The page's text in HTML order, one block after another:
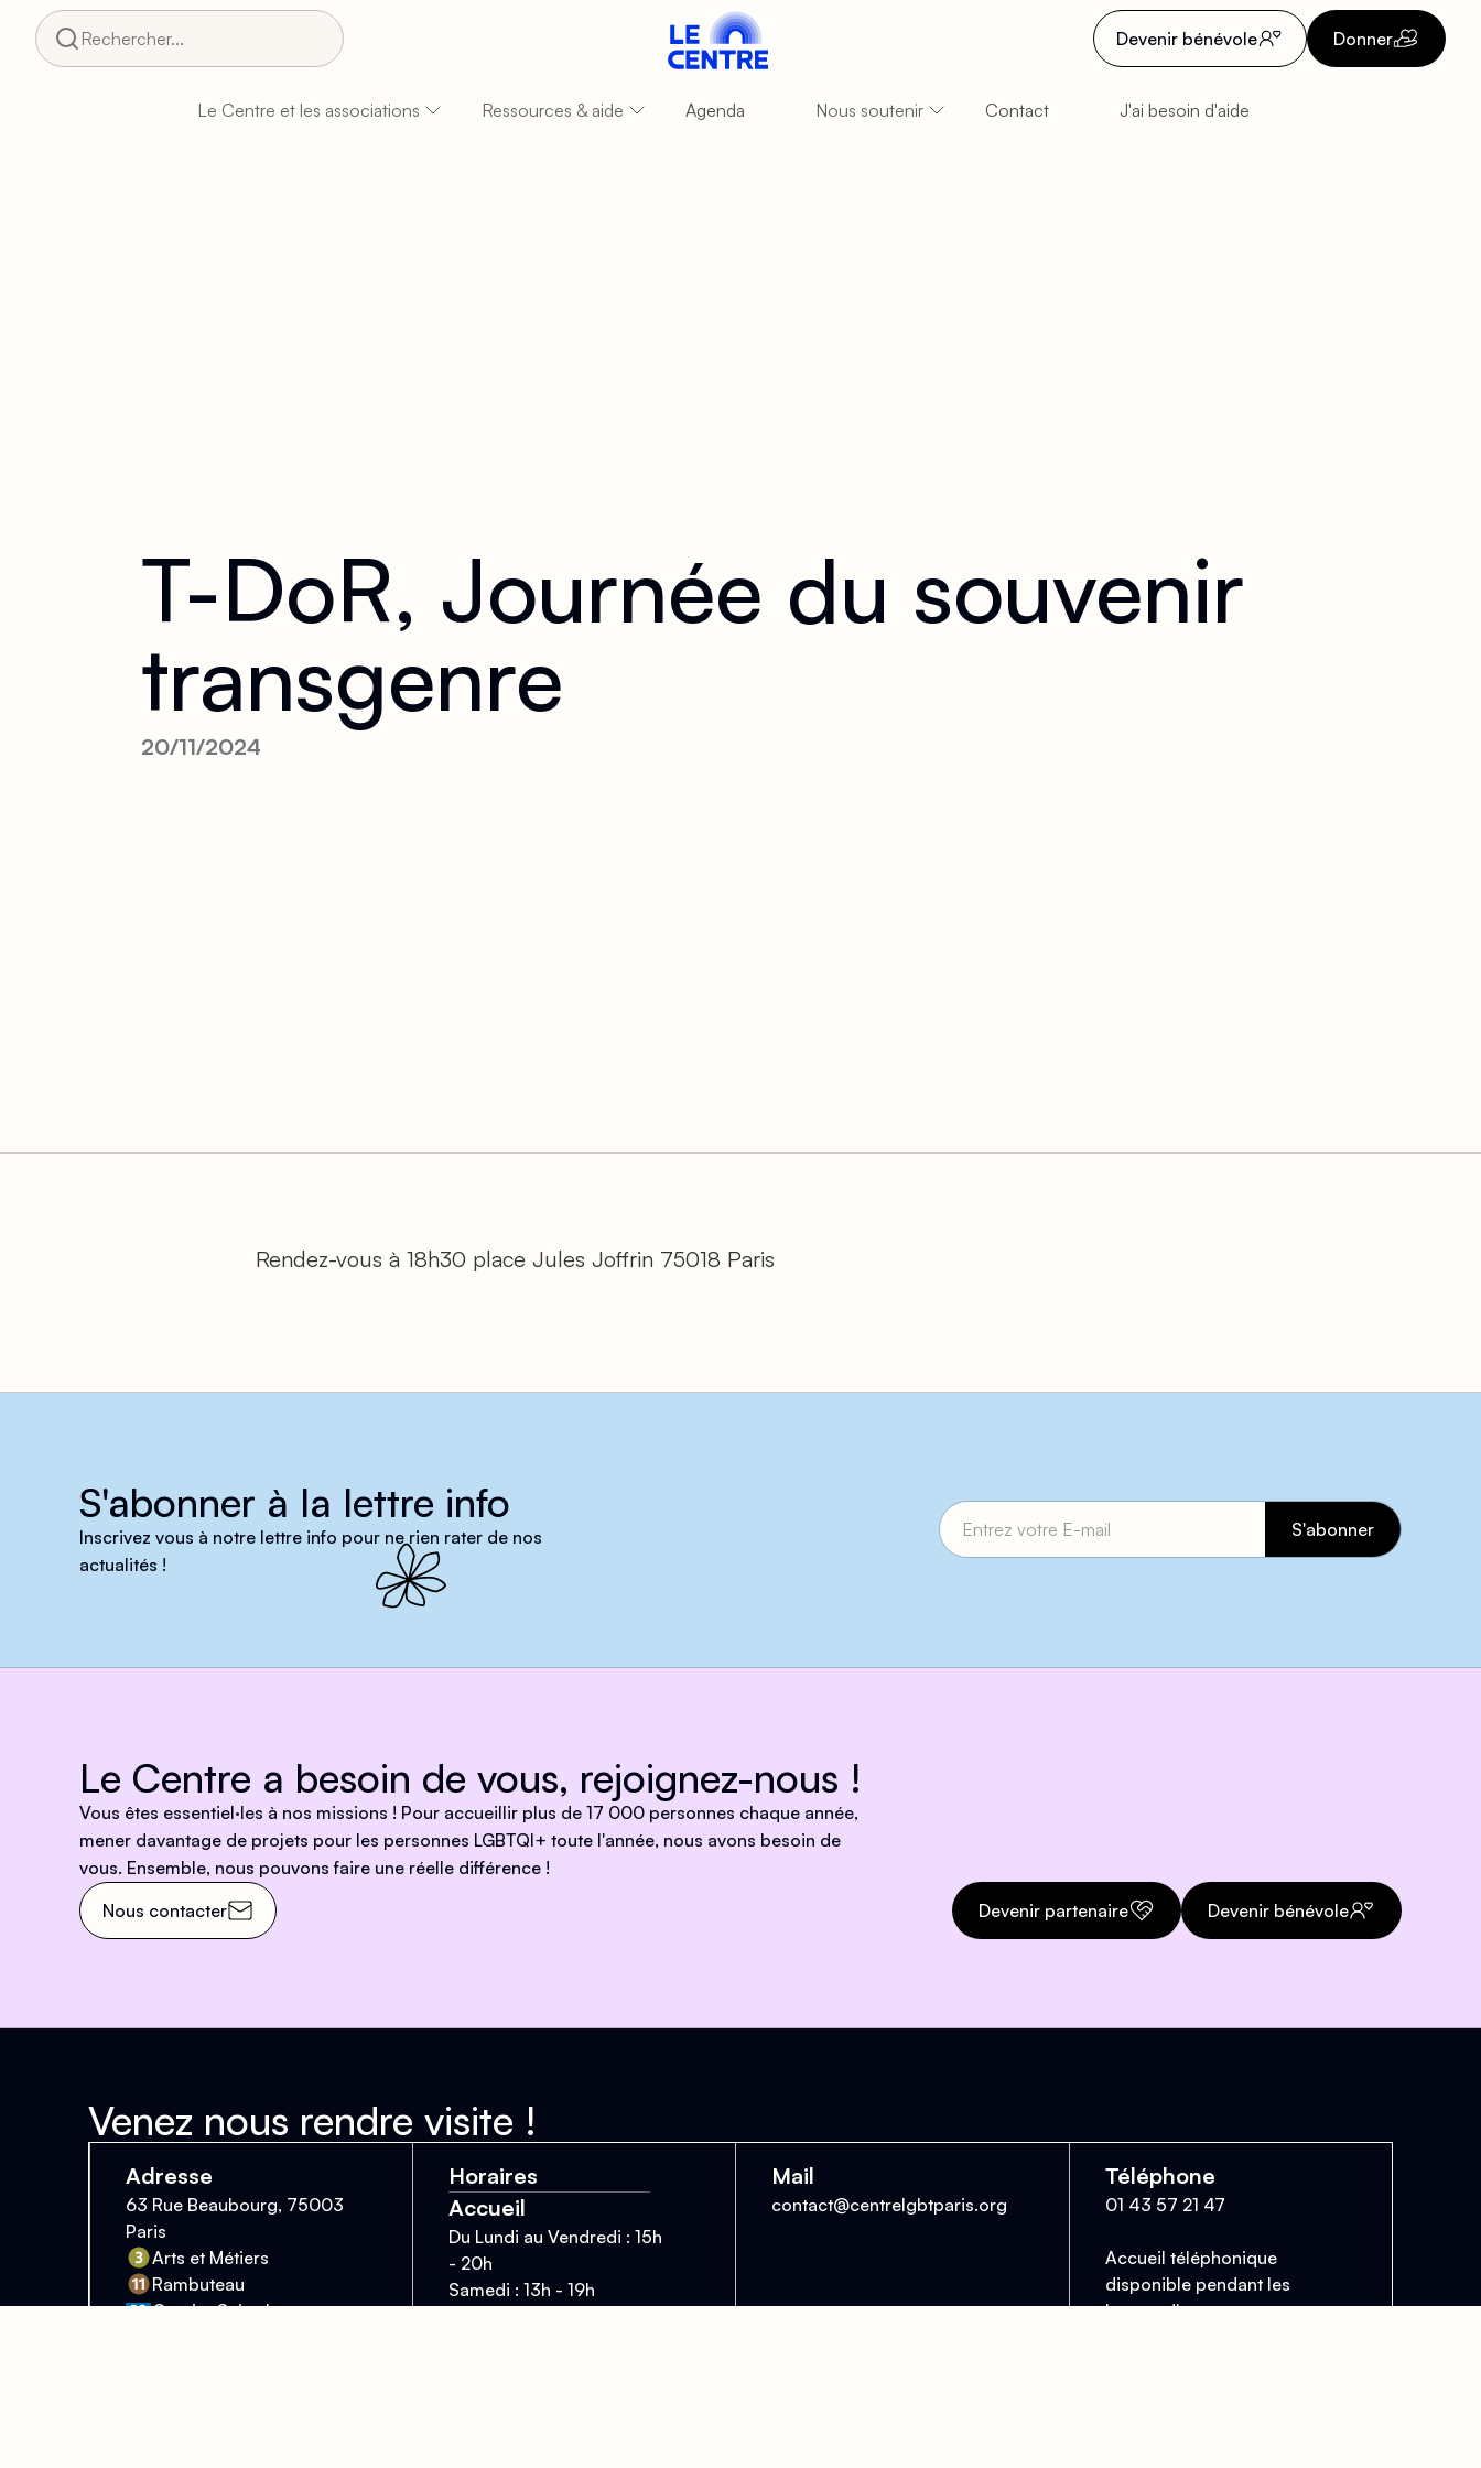
Rechercher... Devenir bénévole Donner
Le Centre et les associations Ressources & aide Agenda Nous soutenir Contact J'ai besoin d'aide
T-DoR, Journée du souvenir
transgenre
20/11/2024
Rendez-vous à 18h30 place Jules Joffrin 75018 Paris
S'abonner à la lettre info
Inscrivez vous à notre lettre info pour ne rien rater de nos
actualités !
Le Centre a besoin de vous, rejoignez-nous !
Vous êtes essentiel·les à nos missions ! Pour accueillir plus de 17 000 personnes chaque année,
mener davantage de projets pour les personnes LGBTQI+ toute l'année, nous avons besoin de
vous. Ensemble, nous pouvons faire une réelle différence !
Nous contacter
Devenir partenaire Devenir bénévole
Venez nous rendre visite !
Adresse
63 Rue Beaubourg, 75003
Paris
Arts et Métiers
Rambuteau
Grenier Saint-Lazare
Horaires
Accueil
Du Lundi au Vendredi : 15h
- 20h
Samedi : 13h - 19h
Mail
contact@centrelgbtparis.org
Téléphone
01 43 57 21 47
Accueil téléphonique
disponible pendant les
heures d'ouverture au